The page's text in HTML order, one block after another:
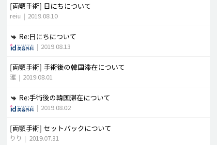
[両顎手術] 日にちについて
reiu | 2019.08.10
Re:日にちについて
| 2019.08.13
[両顎手術] 手術後の韓国滞在について
雅 | 2019.08.01
Re:手術後の韓国滞在について
| 2019.08.02
[両顎手術] セットバックについて
りり | 2019.07.31